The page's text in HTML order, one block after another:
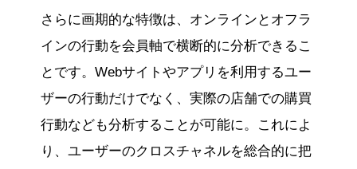
さらに画期的な特徴は、オンラインとオフラ
インの行動を会員軸で横断的に分析できるこ
とです。Webサイトやアプリを利用するユー
ザーの行動だけでなく、実際の店舗での購買
行動なども分析することが可能に。これによ
り、ユーザーのクロスチャネルを総合的に把